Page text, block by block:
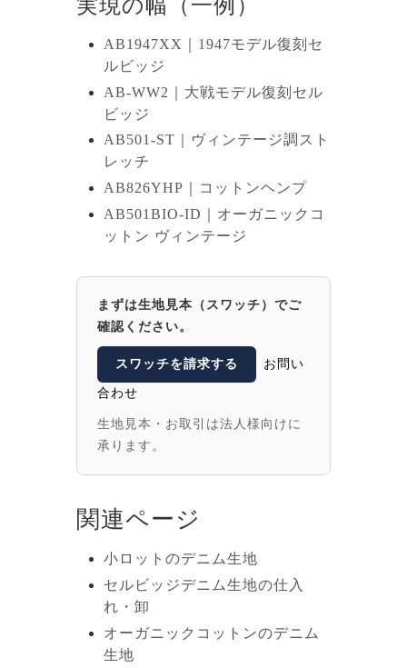
実現の幅（一例）
AB1947XX｜1947モデル復刻セ
ルビッジ
AB-WW2｜大戦モデル復刻セル
ビッジ
AB501-ST｜ヴィンテージ調スト
レッチ
AB826YHP｜コットンヘンプ
AB501BIO-ID｜オーガニックコ
ットン ヴィンテージ
まずは生地見本（スワッチ）でご
確認ください。
スワッチを請求する お問い
合わせ
生地見本・お取引は法人様向けに
承ります。
関連ページ
小ロットのデニム生地
セルビッジデニム生地の仕入
れ・卸
オーガニックコットンのデニム
生地